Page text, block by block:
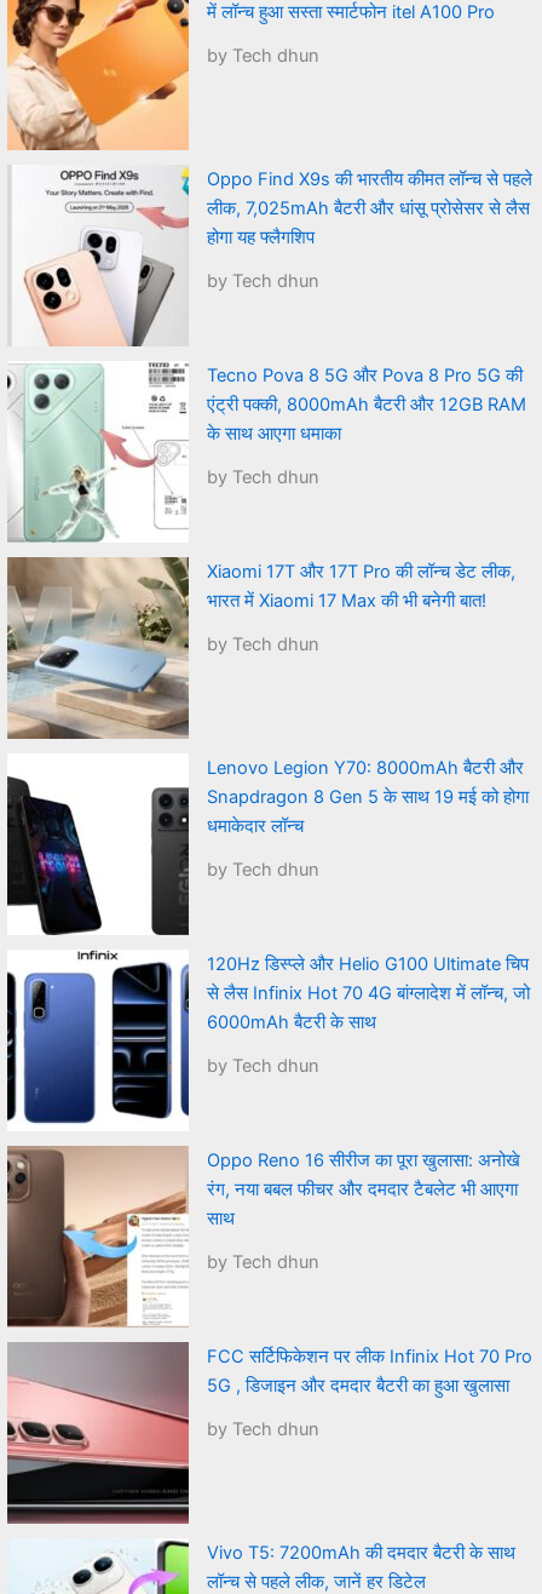
में लॉन्च हुआ सस्ता स्मार्टफोन itel A100 Pro
by Tech dhun
Oppo Find X9s की भारतीय कीमत लॉन्च से पहले
लीक, 7,025mAh बैटरी और धांसू प्रोसेसर से लैस
होगा यह फ्लैगशिप
by Tech dhun
Tecno Pova 8 5G और Pova 8 Pro 5G की
एंट्री पक्की, 8000mAh बैटरी और 12GB RAM
के साथ आएगा धमाका
by Tech dhun
Xiaomi 17T और 17T Pro की लॉन्च डेट लीक,
भारत में Xiaomi 17 Max की भी बनेगी बात!
by Tech dhun
Lenovo Legion Y70: 8000mAh बैटरी और
Snapdragon 8 Gen 5 के साथ 19 मई को होगा
धमाकेदार लॉन्च
by Tech dhun
120Hz डिस्प्ले और Helio G100 Ultimate चिप
से लैस Infinix Hot 70 4G बांग्लादेश में लॉन्च, जो
6000mAh बैटरी के साथ
by Tech dhun
Oppo Reno 16 सीरीज का पूरा खुलासा: अनोखे
रंग, नया बबल फीचर और दमदार टैबलेट भी आएगा
साथ
by Tech dhun
FCC सर्टिफिकेशन पर लीक Infinix Hot 70 Pro
5G , डिजाइन और दमदार बैटरी का हुआ खुलासा
by Tech dhun
Vivo T5: 7200mAh की दमदार बैटरी के साथ
लॉन्च से पहले लीक, जानें हर डिटेल